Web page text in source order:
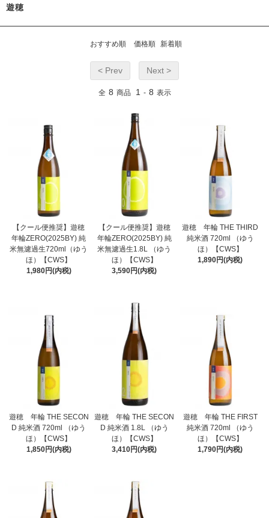
遊穂
おすすめ順 価格順 新着順
< Prev Next >
全 8 商品 1 - 8 表示
【クール便推奨】遊穂
年輪ZERO(2025BY) 純
米無濾過生720ml（ゆう
ほ）【CWS】
1,980円(内税)
【クール便推奨】遊穂
年輪ZERO(2025BY) 純
米無濾過生1.8L （ゆう
ほ）【CWS】
3,590円(内税)
遊穂 年輪 THE THIRD
純米酒 720ml （ゆう
ほ）【CWS】
1,890円(内税)
遊穂 年輪 THE SECON
D 純米酒 720ml （ゆう
ほ）【CWS】
1,850円(内税)
遊穂 年輪 THE SECON
D 純米酒 1.8L （ゆう
ほ）【CWS】
3,410円(内税)
遊穂 年輪 THE FIRST
純米酒 720ml （ゆう
ほ）【CWS】
1,790円(内税)